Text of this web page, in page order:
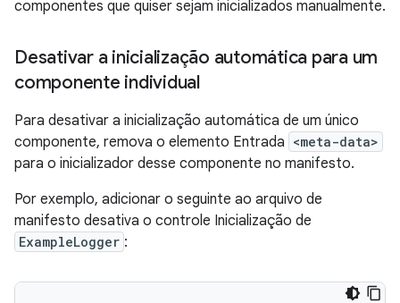
componentes que quiser sejam inicializados manualmente.
Desativar a inicialização automática para um
componente individual
Para desativar a inicialização automática de um único
componente, remova o elemento Entrada <meta-data>
para o inicializador desse componente no manifesto.
Por exemplo, adicionar o seguinte ao arquivo de
manifesto desativa o controle Inicialização de
ExampleLogger :